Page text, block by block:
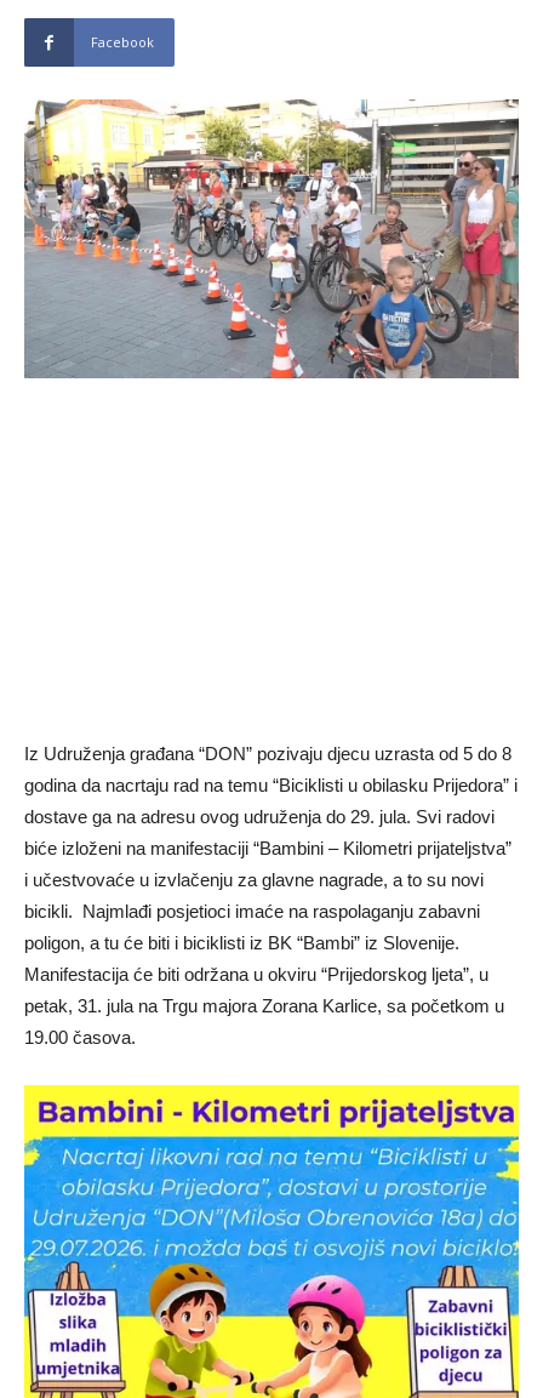
Facebook
Iz Udruženja građana “DON” pozivaju djecu uzrasta od 5 do 8
godina da nacrtaju rad na temu “Biciklisti u obilasku Prijedora” i
dostave ga na adresu ovog udruženja do 29. jula. Svi radovi
biće izloženi na manifestaciji “Bambini – Kilometri prijateljstva”
i učestvovaće u izvlačenju za glavne nagrade, a to su novi
bicikli. Najmlađi posjetioci imaće na raspolaganju zabavni
poligon, a tu će biti i biciklisti iz BK “Bambi” iz Slovenije.
Manifestacija će biti održana u okviru “Prijedorskog ljeta”, u
petak, 31. jula na Trgu majora Zorana Karlice, sa početkom u
19.00 časova.